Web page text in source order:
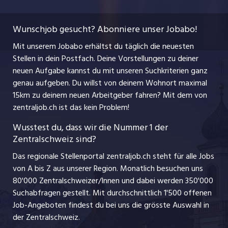
Freelance Jobs
Praktika
Lehrstellen
Ferienjobs
Führungspositionen
Jobline
Nutzungsbedingungen
Impressum
jobbasel.ch
jobbern.ch
jobmittelland.ch
schaffu.ch (VS)
ajourjob.ch
Wunschjob gesucht? Abonniere unser Jobabo!
Mit unserem Jobabo erhältst du täglich die neuesten
Stellen in dein Postfach. Deine Vorstellungen zu deiner
neuen Aufgabe kannst du mit unseren Suchkriterien ganz
genau aufgeben. Du willst von deinem Wohnort maximal
15km zu deinem neuen Arbeitgeber fahren? Mit demvon
zentraljob.ch ist das kein Problem!
Wusstest du, dass wir die Nummer 1 der
Zentralschweiz sind?
Das regionale Stellenportal zentraljob.ch steht für alle Jobs
von A bis Z aus unserer Region. Monatlich besuchen uns
80'000 Zentralschweizer/Innen und dabei werden 350'000
Suchabfragen gestellt. Mit durchschnittlich 1'500 offenen
Job-Angeboten findest du bei uns die grösste Auswahl in
der Zentralschweiz.